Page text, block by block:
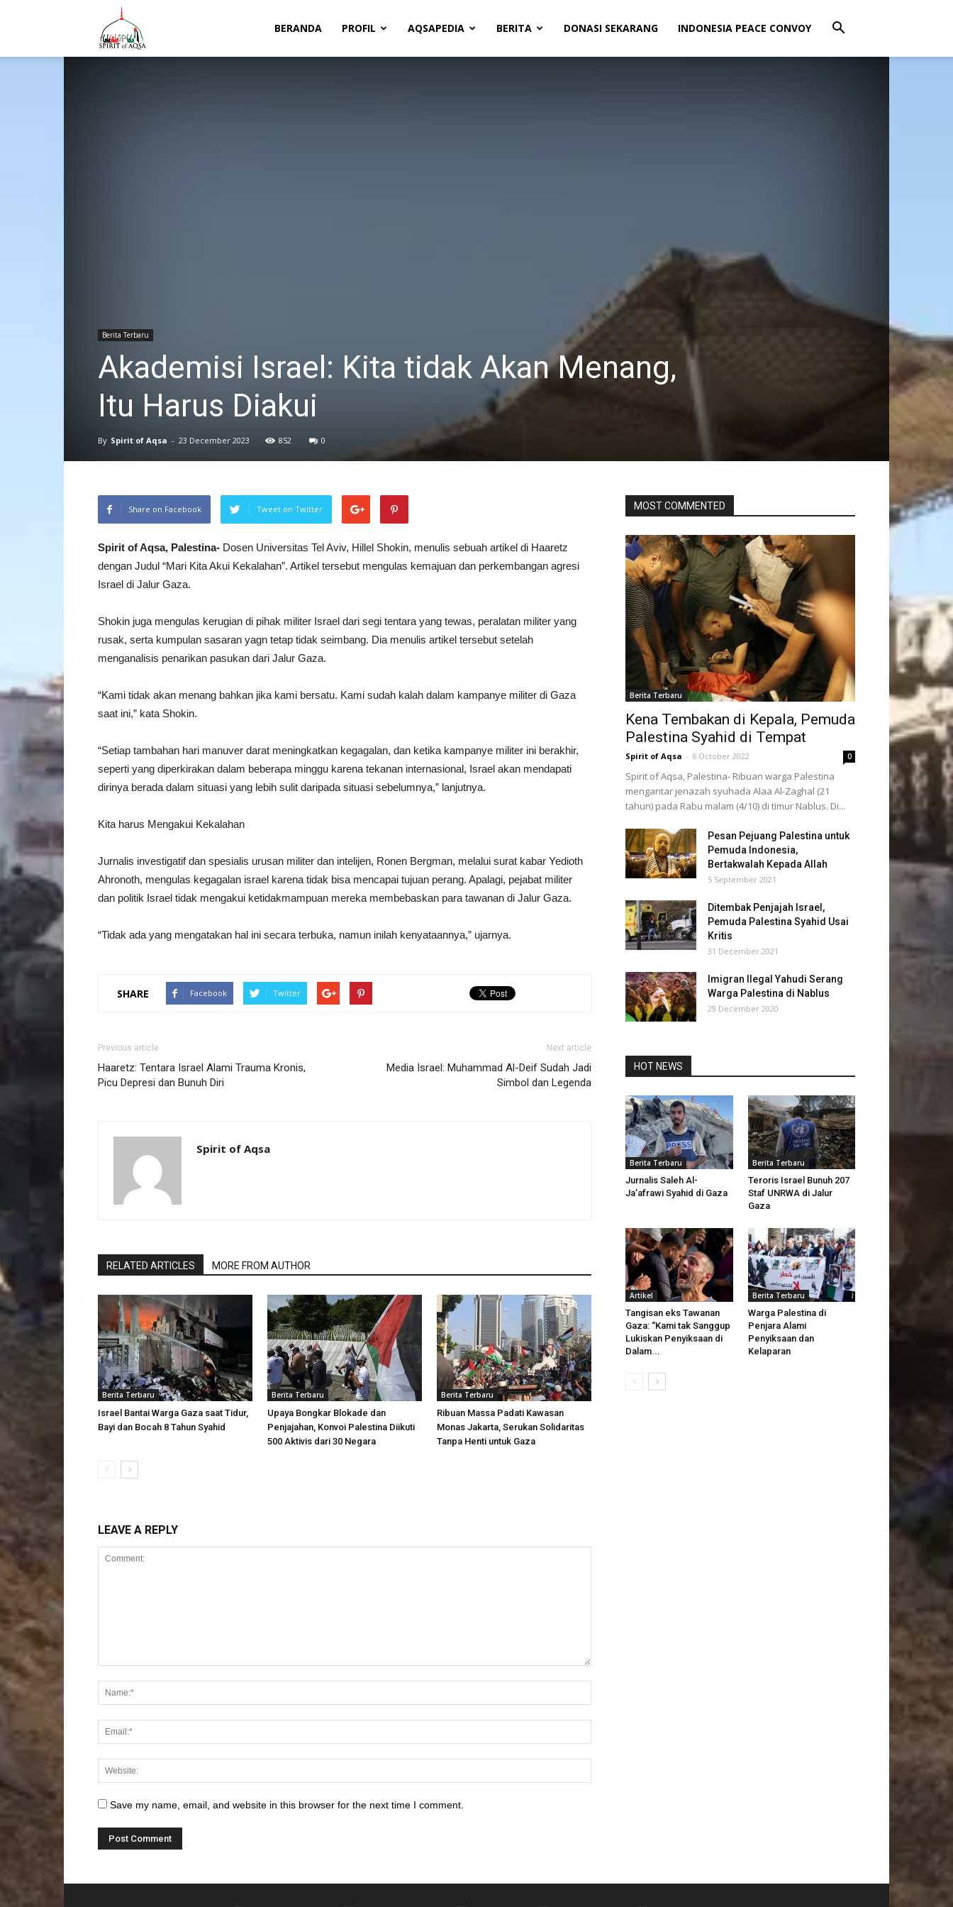
BERANDA PROFIL AQSAPEDIA BERITA DONASI SEKARANG INDONESIA PEACE CONVOY
Berita Terbaru
Akademisi Israel: Kita tidak Akan Menang,
Itu Harus Diakui
By Spirit of Aqsa - 23 December 2023 852 0
Share on Facebook Tweet on Twitter
Spirit of Aqsa, Palestina- Dosen Universitas Tel Aviv, Hillel Shokin, menulis sebuah artikel di Haaretz
dengan Judul “Mari Kita Akui Kekalahan”. Artikel tersebut mengulas kemajuan dan perkembangan agresi
Israel di Jalur Gaza.
Shokin juga mengulas kerugian di pihak militer Israel dari segi tentara yang tewas, peralatan militer yang
rusak, serta kumpulan sasaran yagn tetap tidak seimbang. Dia menulis artikel tersebut setelah
menganalisis penarikan pasukan dari Jalur Gaza.
“Kami tidak akan menang bahkan jika kami bersatu. Kami sudah kalah dalam kampanye militer di Gaza
saat ini,” kata Shokin.
“Setiap tambahan hari manuver darat meningkatkan kegagalan, dan ketika kampanye militer ini berakhir,
seperti yang diperkirakan dalam beberapa minggu karena tekanan internasional, Israel akan mendapati
dirinya berada dalam situasi yang lebih sulit daripada situasi sebelumnya,” lanjutnya.
Kita harus Mengakui Kekalahan
Jurnalis investigatif dan spesialis urusan militer dan intelijen, Ronen Bergman, melalui surat kabar Yedioth
Ahronoth, mengulas kegagalan israel karena tidak bisa mencapai tujuan perang. Apalagi, pejabat militer
dan politik Israel tidak mengakui ketidakmampuan mereka membebaskan para tawanan di Jalur Gaza.
“Tidak ada yang mengatakan hal ini secara terbuka, namun inilah kenyataannya,” ujarnya.
SHARE Facebook Twitter
Previous article
Haaretz: Tentara Israel Alami Trauma Kronis,
Picu Depresi dan Bunuh Diri
Next article
Media Israel: Muhammad Al-Deif Sudah Jadi
Simbol dan Legenda
Spirit of Aqsa
RELATED ARTICLES MORE FROM AUTHOR
Berita Terbaru
Israel Bantai Warga Gaza saat Tidur,
Bayi dan Bocah 8 Tahun Syahid
Berita Terbaru
Upaya Bongkar Blokade dan
Penjajahan, Konvoi Palestina Diikuti
500 Aktivis dari 30 Negara
Berita Terbaru
Ribuan Massa Padati Kawasan
Monas Jakarta, Serukan Solidaritas
Tanpa Henti untuk Gaza
LEAVE A REPLY
Save my name, email, and website in this browser for the next time I comment.
MOST COMMENTED
Berita Terbaru
Kena Tembakan di Kepala, Pemuda
Palestina Syahid di Tempat
Spirit of Aqsa - 6 October 2022 0
Spirit of Aqsa, Palestina- Ribuan warga Palestina
mengantar jenazah syuhada Alaa Al-Zaghal (21
tahun) pada Rabu malam (4/10) di timur Nablus. Di...
Pesan Pejuang Palestina untuk
Pemuda Indonesia,
Bertakwalah Kepada Allah
5 September 2021
Ditembak Penjajah Israel,
Pemuda Palestina Syahid Usai
Kritis
31 December 2021
Imigran Ilegal Yahudi Serang
Warga Palestina di Nablus
29 December 2020
HOT NEWS
Berita Terbaru
Jurnalis Saleh Al-
Ja’afrawi Syahid di Gaza
Berita Terbaru
Teroris Israel Bunuh 207
Staf UNRWA di Jalur
Gaza
Artikel
Tangisan eks Tawanan
Gaza: “Kami tak Sanggup
Lukiskan Penyiksaan di
Dalam...
Berita Terbaru
Warga Palestina di
Penjara Alami
Penyiksaan dan
Kelaparan